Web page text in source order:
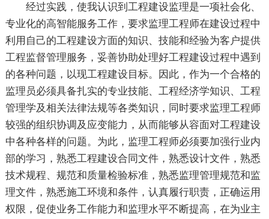
经过实践，使我认识到工程建设监理是一项社会化、
专业化的高智能服务工作，要求监理工程师在建设过程中
利用自己的工程建设方面的知识、技能和经验为客户提供
工程监督管理服务，妥善协助处理好工程建设过程中遇到
的各种问题，以现工程建设目标。因此，作为一个合格的
监理员必须具备扎实的专业技能、工程经济学知识、工程
管理学及相关法律法规等各类知识，同时要求监理工程师
较强的组织协调及应变能力，从而能够从容面对工程建设
中各种各样的问题。为此，监理工程师必须要加强行业内
部的学习，熟悉工程建设合同文件，熟悉设计文件，熟悉
技术规程、规范和质量检验标准，熟悉监理管理规范和监
理文件，熟悉施工环境和条件，认真履行职责，正确运用
权限，促使业务工作能力和监理水平不断提高，在为业主